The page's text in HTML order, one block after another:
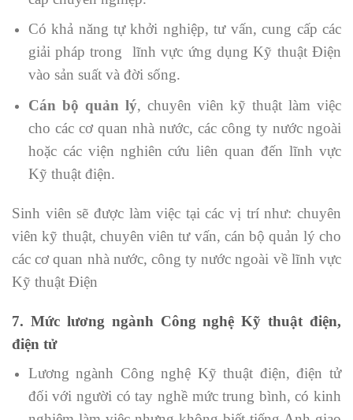
Có khả năng tự khởi nghiệp, tư vấn, cung cấp các
giải pháp trong lĩnh vực ứng dụng Kỹ thuật Điện
vào sản suất và đời sống.
Cán bộ quản lý, chuyên viên kỹ thuật làm việc
cho các cơ quan nhà nước, các công ty nước ngoài
hoặc các viện nghiên cứu liên quan đến lĩnh vực
Kỹ thuật điện.
Sinh viên sẽ được làm việc tại các vị trí như: chuyên
viên kỹ thuật, chuyên viên tư vấn, cán bộ quản lý cho
các cơ quan nhà nước, công ty nước ngoài về lĩnh vực
Kỹ thuật Điện
7. Mức lương ngành Công nghệ Kỹ thuật điện,
điện tử
Lương ngành Công nghệ Kỹ thuật điện, điện tử
đối với người có tay nghề mức trung bình, có kinh